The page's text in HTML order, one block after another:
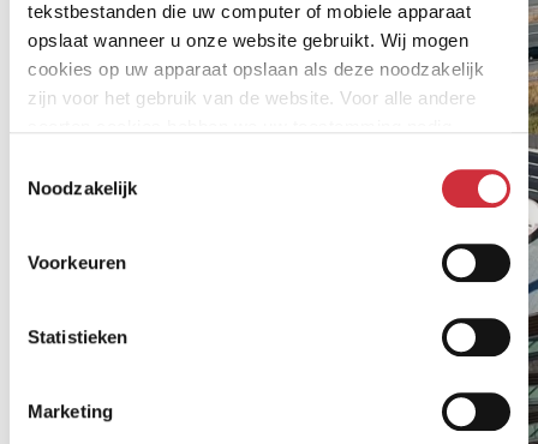
tekstbestanden die uw computer of mobiele apparaat
opslaat wanneer u onze website gebruikt. Wij mogen
cookies op uw apparaat opslaan als deze noodzakelijk
zijn voor het gebruik van de website. Voor alle andere
Noodzakelijk
Voorkeuren
Statistieken
Marketing